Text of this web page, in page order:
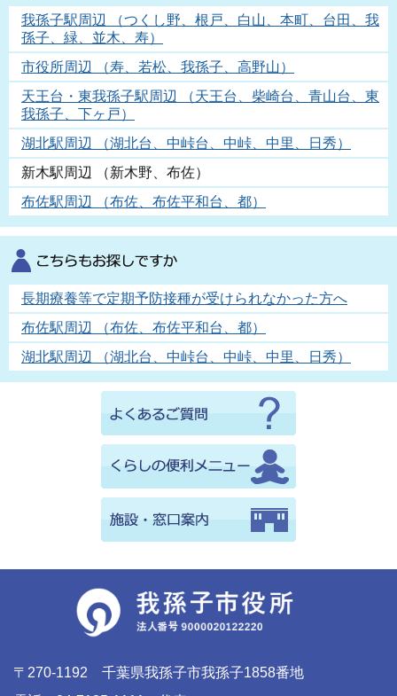
我孫子駅周辺 （つくし野、根戸、白山、本町、台田、我
孫子、緑、並木、寿）
市役所周辺 （寿、若松、我孫子、高野山）
天王台・東我孫子駅周辺 （天王台、柴崎台、青山台、東
我孫子、下ヶ戸）
湖北駅周辺 （湖北台、中峠台、中峠、中里、日秀）
新木駅周辺 （新木野、布佐）
布佐駅周辺 （布佐、布佐平和台、都）
長期療養等で定期予防接種が受けられなかった方へ
布佐駅周辺 （布佐、布佐平和台、都）
湖北駅周辺 （湖北台、中峠台、中峠、中里、日秀）
〒270-1192 千葉県我孫子市我孫子1858番地